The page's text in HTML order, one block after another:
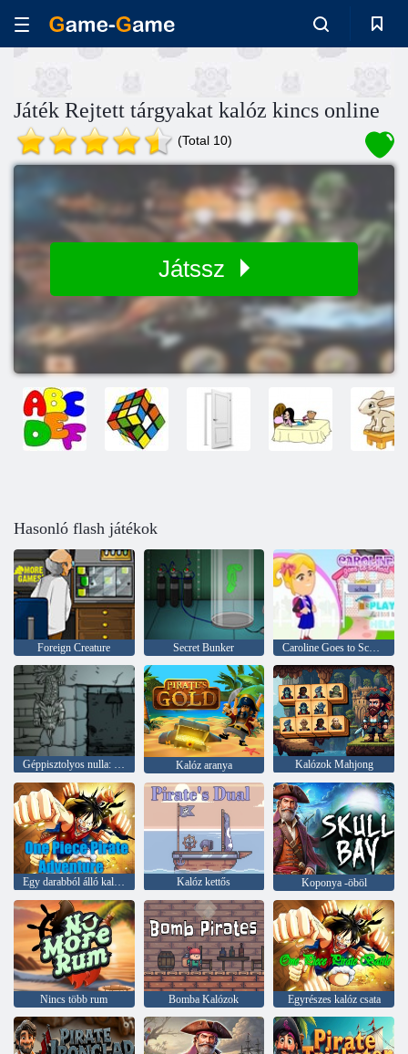
Játék Rejtett tárgyakat kalóz kincs online
(Total 10)
Játssz
Hasonló flash játékok
Foreign Creature Secret Bunker Caroline Goes to School
Géppisztolyos nulla: ősi kaland Kalóz aranya Kalózok Mahjong
Kalóz kettős Koponya -öböl
Nincs több rum Bomba Kalózok Egyrészes kalóz csata